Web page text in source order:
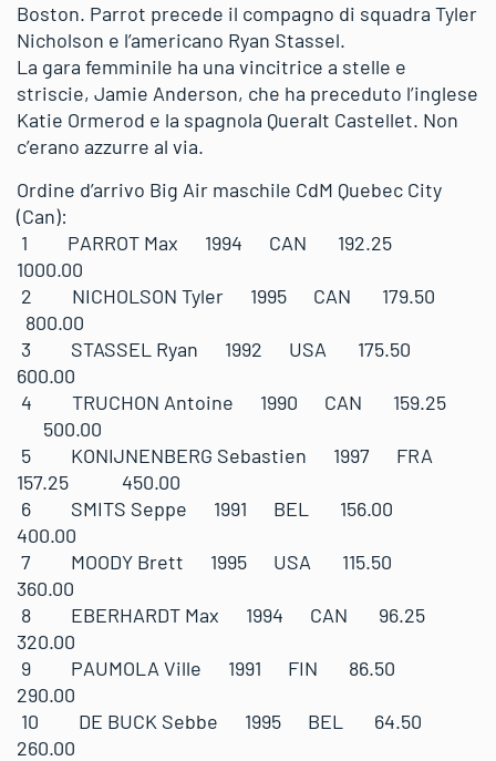
Boston. Parrot precede il compagno di squadra Tyler
Nicholson e l’americano Ryan Stassel.
La gara femminile ha una vincitrice a stelle e
striscie, Jamie Anderson, che ha preceduto l’inglese
Katie Ormerod e la spagnola Queralt Castellet. Non
c’erano azzurre al via.
Ordine d’arrivo Big Air maschile CdM Quebec City
(Can):
1 PARROT Max 1994 CAN 192.25
1000.00
2 NICHOLSON Tyler 1995 CAN 179.50
800.00
3 STASSEL Ryan 1992 USA 175.50
600.00
4 TRUCHON Antoine 1990 CAN 159.25
500.00
5 KONIJNENBERG Sebastien 1997 FRA
157.25 450.00
6 SMITS Seppe 1991 BEL 156.00
400.00
7 MOODY Brett 1995 USA 115.50
360.00
8 EBERHARDT Max 1994 CAN 96.25
320.00
9 PAUMOLA Ville 1991 FIN 86.50
290.00
10 DE BUCK Sebbe 1995 BEL 64.50
260.00